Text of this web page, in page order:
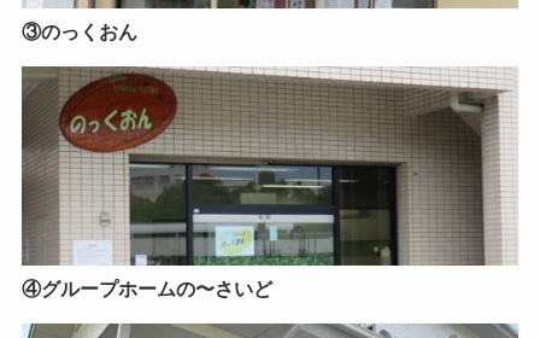
③のっくおん
④グループホームの〜さいど